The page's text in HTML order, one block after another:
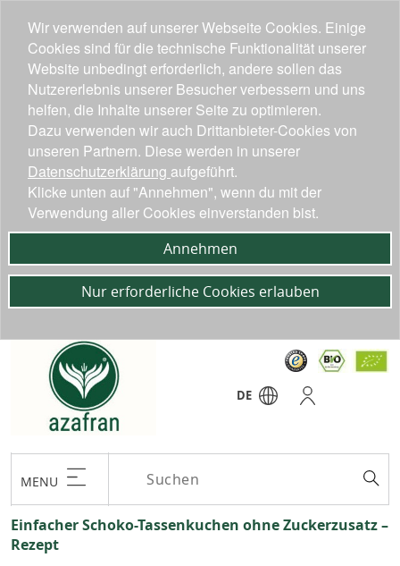
DE
MENU
Einfacher Schoko-Tassenkuchen ohne Zuckerzusatz –
Rezept
Wir verwenden auf unserer Webseite Cookies. Einige
Cookies sind für die technische Funktionalität unserer
Website unbedingt erforderlich, andere sollen das
Nutzererlebnis unserer Besucher verbessern und uns
helfen, die Inhalte unserer Seite zu optimieren.
Dazu verwenden wir auch Drittanbieter-Cookies von
unseren Partnern. Diese werden in unserer
Datenschutzerklärung aufgeführt.
Klicke unten auf "Annehmen", wenn du mit der
Verwendung aller Cookies einverstanden bist.
Annehmen
Nur erforderliche Cookies erlauben